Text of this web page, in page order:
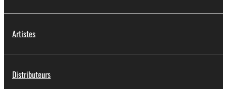
Artistes
Distributeurs